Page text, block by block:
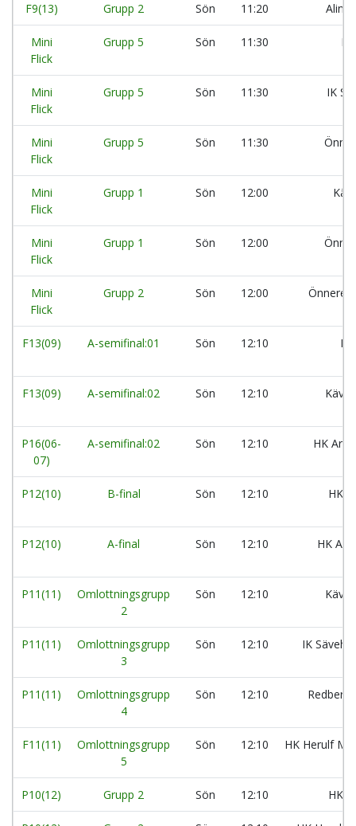
F9(13) Grupp 2 Sön 11:20
Mini
Flick
Grupp 5 Sön 11:30
Mini
Flick
Grupp 5 Sön 11:30 IK
Mini
Flick
Grupp 5 Sön 11:30
Mini
Flick
Grupp 1 Sön 12:00
Mini
Flick
Grupp 1 Sön 12:00
Mini
Flick
Grupp 2 Sön 12:00
F13(09) A-semifinal:01 Sön 12:10
F13(09) A-semifinal:02 Sön 12:10
P16(06-
07)
A-semifinal:02 Sön 12:10 HK
P12(10) B-final Sön 12:10 HK
P12(10) A-final Sön 12:10 HK
P11(11)
Omlottningsgrupp
2
Sön 12:10
P11(11)
Omlottningsgrupp
3
Sön 12:10 IK
P11(11)
Omlottningsgrupp
4
Sön 12:10
F11(11)
Omlottningsgrupp
5
Sön 12:10 HK Herulf
P10(12) Grupp 2 Sön 12:10 HK